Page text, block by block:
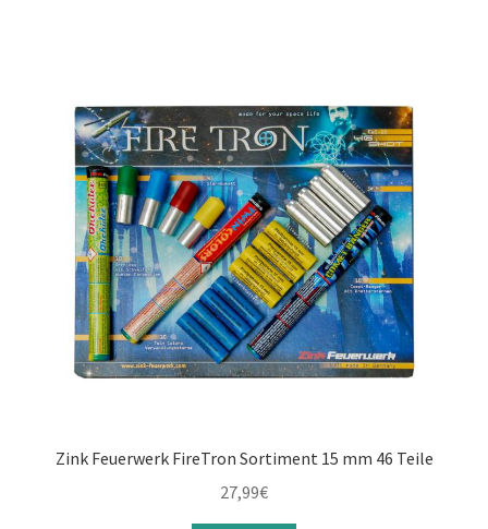
Zink Feuerwerk FireTron Sortiment 15 mm 46 Teile
27,99€